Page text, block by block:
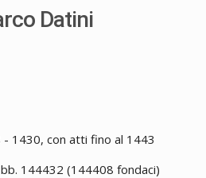
Datini
- 1430, con atti fino al 1443
144432 (144408 fondaci)